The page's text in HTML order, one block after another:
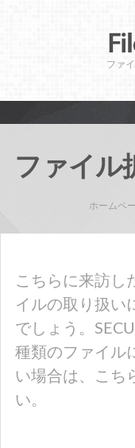
ファ
ファイル
ホームペ
こちらに来訪し
イルの取り扱い
でしょう。
種類のファイル
い場合は、こち
い。